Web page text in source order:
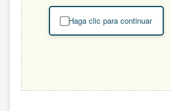
Haga clic para continuar